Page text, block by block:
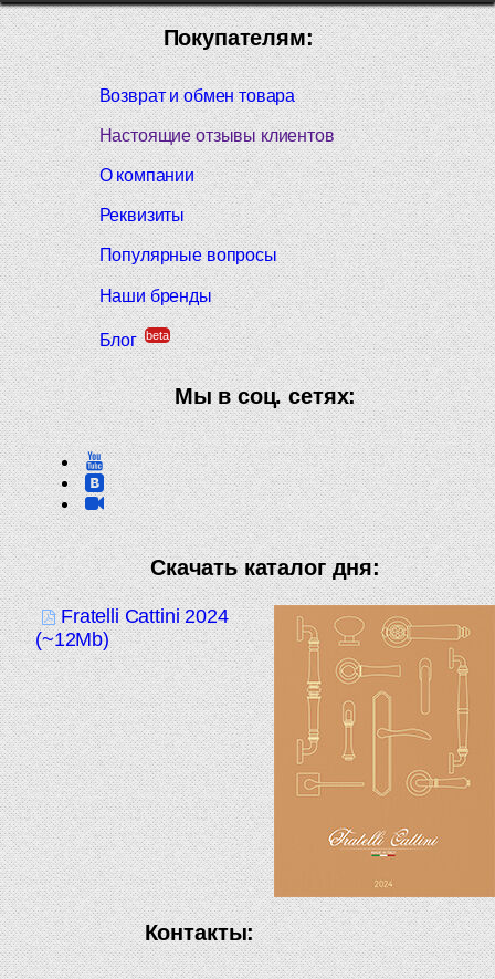
Покупателям:
Возврат и обмен товара
Настоящие отзывы клиентов
О компании
Реквизиты
Популярные вопросы
Наши бренды
Блог beta
Мы в соц. сетях:
Скачать каталог дня:
Fratelli Cattini 2024
(~12Mb)
Контакты: